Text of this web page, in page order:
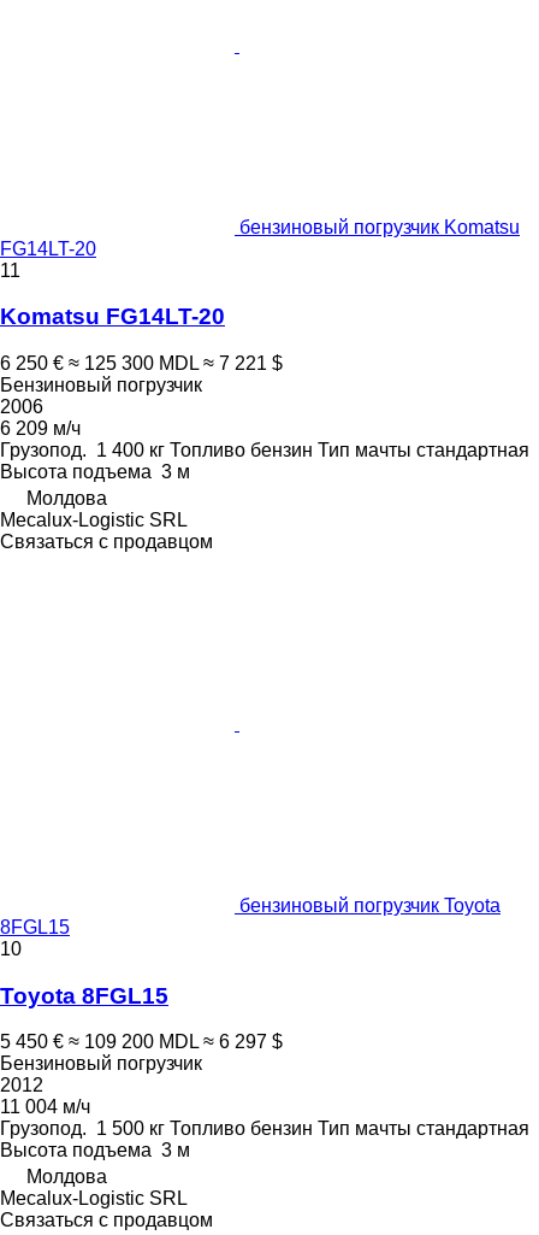
бензиновый погрузчик Komatsu
FG14LT-20
11
Komatsu FG14LT-20
6 250 € ≈ 125 300 MDL ≈ 7 221 $
Бензиновый погрузчик
2006
6 209 м/ч
Грузопод. 1 400 кг Топливо бензин Тип мачты стандартная
Высота подъема 3 м
Молдова
Mecalux-Logistic SRL
Связаться с продавцом
бензиновый погрузчик Toyota
8FGL15
10
Toyota 8FGL15
5 450 € ≈ 109 200 MDL ≈ 6 297 $
Бензиновый погрузчик
2012
11 004 м/ч
Грузопод. 1 500 кг Топливо бензин Тип мачты стандартная
Высота подъема 3 м
Молдова
Mecalux-Logistic SRL
Связаться с продавцом